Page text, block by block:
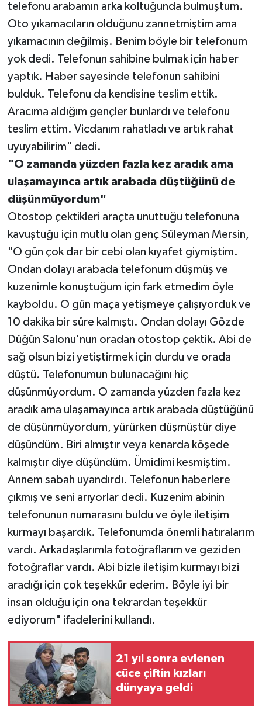
telefonu arabamın arka koltuğunda bulmuştum.
Oto yıkamacıların olduğunu zannetmiştim ama
yıkamacının değilmiş. Benim böyle bir telefonum
yok dedi. Telefonun sahibine bulmak için haber
yaptık. Haber sayesinde telefonun sahibini
bulduk. Telefonu da kendisine teslim ettik.
Aracıma aldığım gençler bunlardı ve telefonu
teslim ettim. Vicdanım rahatladı ve artık rahat
uyuyabilirim" dedi.
"O zamanda yüzden fazla kez aradık ama
ulaşamayınca artık arabada düştüğünü de
düşünmüyordum"
Otostop çektikleri araçta unuttuğu telefonuna
kavuştuğu için mutlu olan genç Süleyman Mersin,
"O gün çok dar bir cebi olan kıyafet giymiştim.
Ondan dolayı arabada telefonum düşmüş ve
kuzenimle konuştuğum için fark etmedim öyle
kayboldu. O gün maça yetişmeye çalışıyorduk ve
10 dakika bir süre kalmıştı. Ondan dolayı Gözde
Düğün Salonu'nun oradan otostop çektik. Abi de
sağ olsun bizi yetiştirmek için durdu ve orada
düştü. Telefonumun bulunacağını hiç
düşünmüyordum. O zamanda yüzden fazla kez
aradık ama ulaşamayınca artık arabada düştüğünü
de düşünmüyordum, yürürken düşmüştür diye
düşündüm. Biri almıştır veya kenarda köşede
kalmıştır diye düşündüm. Ümidimi kesmiştim.
Annem sabah uyandırdı. Telefonun haberlere
çıkmış ve seni arıyorlar dedi. Kuzenim abinin
telefonunun numarasını buldu ve öyle iletişim
kurmayı başardık. Telefonumda önemli hatıralarım
vardı. Arkadaşlarımla fotoğraflarım ve geziden
fotoğraflar vardı. Abi bizle iletişim kurmayı bizi
aradığı için çok teşekkür ederim. Böyle iyi bir
insan olduğu için ona tekrardan teşekkür
ediyorum" ifadelerini kullandı.
21 yıl sonra evlenen
cüce çiftin kızları
dünyaya geldi